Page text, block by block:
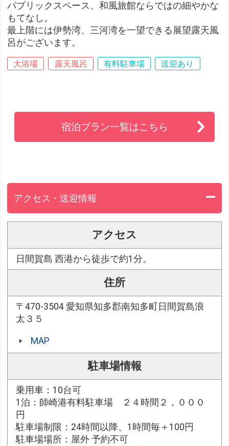
パブリックスペース、和風旅館ならではの細やかな
もてなし。
最上階には伊勢湾、三河湾を一望できる展望露天風
呂がございます。
大浴場 露天風呂 有料駐車場 送迎あり
宿泊プラン一覧はこちら
アクセス・送迎情報
アクセス
日間賀島 西港から徒歩で約1分。
住所
〒470-3504 愛知県知多郡南知多町日間賀島浪
太３５
MAP
駐車場情報
乗用車：10台可
1泊：師崎港有料駐車場 ２４時間２，０００
円
駐車場制限：24時間以降、1時間毎＋100円
駐車場場所：屋外 予約不可